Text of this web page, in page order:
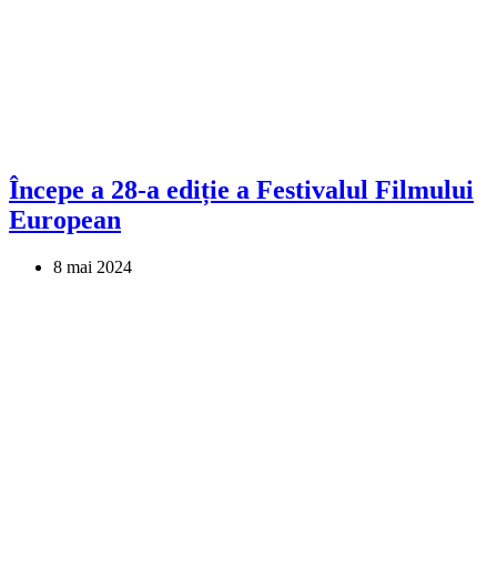
Începe a 28-a ediție a Festivalul Filmului
European
8 mai 2024